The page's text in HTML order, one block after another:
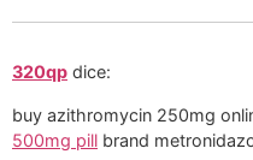
320qp dice:
buy azithromycin 250mg
500mg pill brand